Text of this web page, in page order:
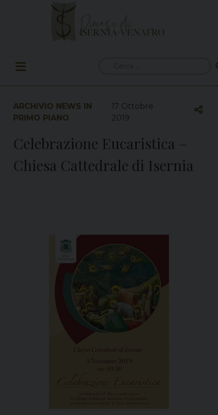
per:
ARCHIVIO NEWS IN
PRIMO PIANO
17 Ottobre
2019
Celebrazione Eucaristica –
Chiesa Cattedrale di Isernia